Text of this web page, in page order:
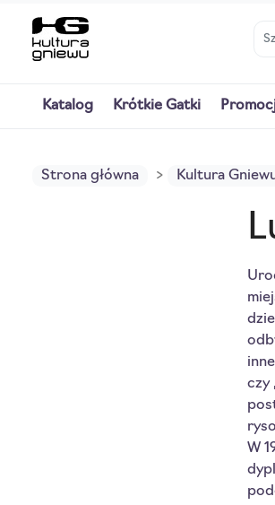
Katalog Krótkie Gatki
Strona główna Kultura
czy
W